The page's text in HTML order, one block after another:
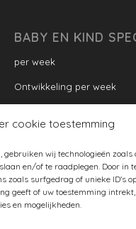
cookie toestemming
wij technologieën zoals
en/of te raadplegen. Door in
zoals surfgedrag of unieke ID's
geeft of uw toestemming
en mogelijkheden.
BABY EN KIND
per week
Ontwikkeling per week
Ontwikkeling per maand
ontwikkeling per jaar
Cookiebeleid (EU)